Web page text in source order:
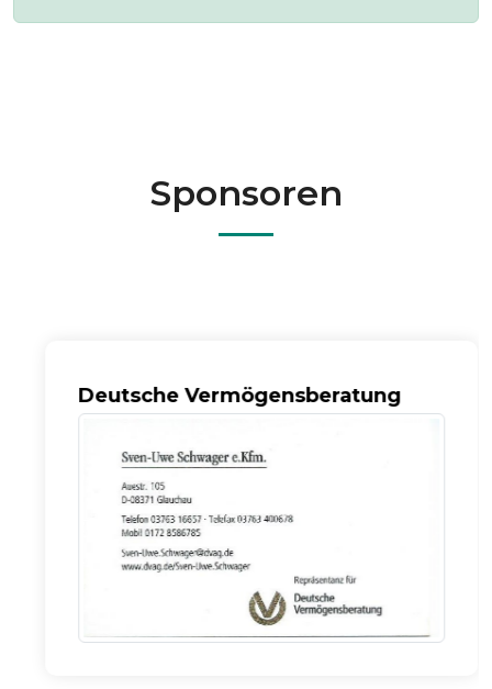
Sponsoren
Deutsche Vermögensberatung